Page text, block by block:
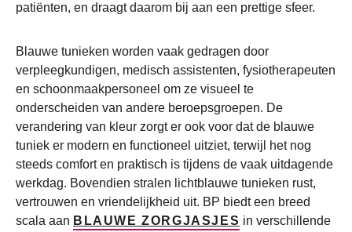
patiënten, en draagt daarom bij aan een prettige sfeer.
Blauwe tunieken worden vaak gedragen door
verpleegkundigen, medisch assistenten, fysiotherapeuten
en schoonmaakpersoneel om ze visueel te
onderscheiden van andere beroepsgroepen. De
verandering van kleur zorgt er ook voor dat de blauwe
tuniek er modern en functioneel uitziet, terwijl het nog
steeds comfort en praktisch is tijdens de vaak uitdagende
werkdag. Bovendien stralen lichtblauwe tunieken rust,
vertrouwen en vriendelijkheid uit. BP biedt een breed
scala aan BLAUWE ZORGJASJES in verschillende